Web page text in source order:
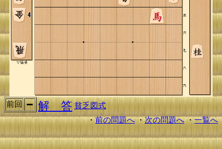
前回 解 答 貧乏図式
・前の問題へ・次の問題へ・一覧へ